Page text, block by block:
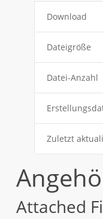
Download
Dateigröße
Datei-Anzahl
Zuletzt
Attached